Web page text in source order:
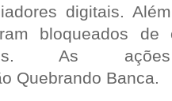
digitais.
bloqueados de
As
Quebrando Banca.